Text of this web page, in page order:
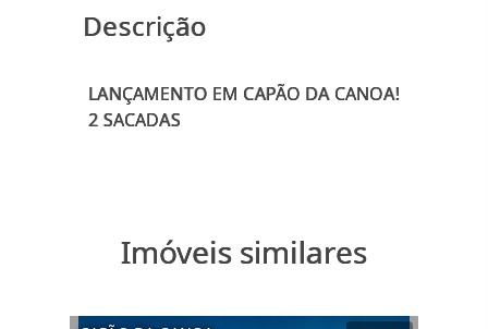
Descrição
LANÇAMENTO EM CAPÃO DA CANOA!
Imóveis similares